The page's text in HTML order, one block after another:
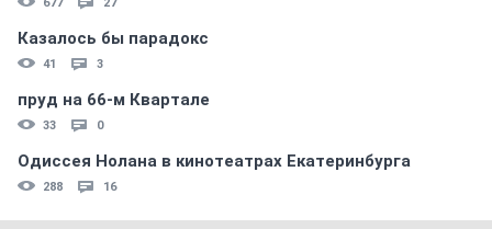
Казалось бы парадокс
41 3
пруд на 66-м Квартале
33 0
Одиссея Нолана в кинотеатрах Екатеринбурга
288 16